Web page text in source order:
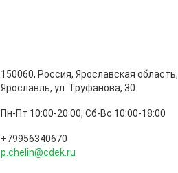
150060, Россия, Ярославская область,
Ярославль, ул. Труфанова, 30
Пн-Пт 10:00-20:00, Сб-Вс 10:00-18:00
+79956340670
p.chelin@cdek.ru